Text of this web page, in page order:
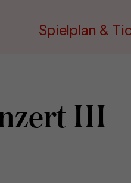
Spielplan &
III